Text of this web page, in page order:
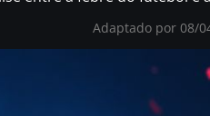
Adaptado por 08/